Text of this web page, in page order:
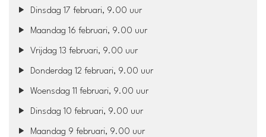
Dinsdag 17 februari, 9.00 uur
Maandag 16 februari, 9.00 uur
Vrijdag 13 februari, 9.00 uur
Donderdag 12 februari, 9.00 uur
Woensdag 11 februari, 9.00 uur
Dinsdag 10 februari, 9.00 uur
Maandag 9 februari, 9.00 uur